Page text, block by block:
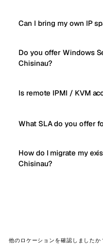
Can I bring my own IP
Do you offer Windows
Chisinau?
Is remote IPMI / KVM
What SLA do you offer
How do I migrate my
Chisinau?
他のロケーションを確認しましたか